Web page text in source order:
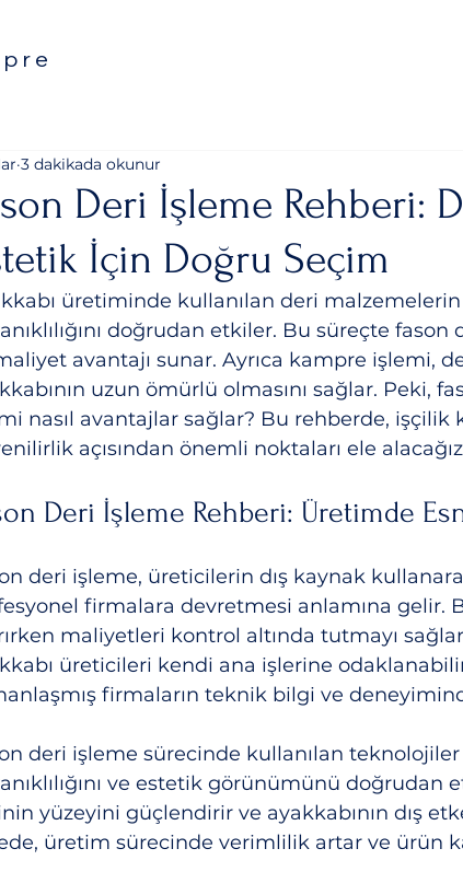
Deri İşleme Rehberi:
İçin Doğru Seçim
3 dakikada okunur
üretiminde kullanılan deri
doğrudan etkiler. Bu süreçte
avantajı sunar. Ayrıca kampre işlemi,
uzun ömürlü olmasını sağlar. Peki,
nasıl avantajlar sağlar? Bu rehberde, işçilik
açısından önemli noktaları ele
Deri İşleme Rehberi: Üretimde
deri işleme, üreticilerin dış kaynak
firmalara devretmesi anlamına gelir.
maliyetleri kontrol altında tutmayı
üreticileri kendi ana işlerine
firmaların teknik bilgi ve
deri işleme sürecinde kullanılan
ve estetik görünümünü
yüzeyini güçlendirir ve ayakkabının dış
üretim sürecinde verimlilik artar ve ürün